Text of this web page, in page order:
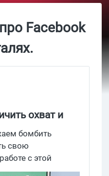
Facebook
охват и
в
бомбить
свою
с этой